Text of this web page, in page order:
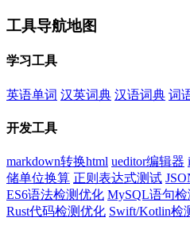
工具导航地图
学习工具
英语单词 汉英词典 汉语词典 词
开发工具
markdown转换html ueditor编辑器
储单位换算 正则表达式测试
ES6语法检测优化 MySQL语句
Rust代码检测优化 Swift/Kotlin检